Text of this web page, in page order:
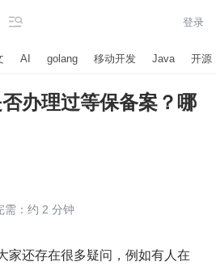
 登录
AI golang 移动开发 Java 开源
办理过等保备案？哪
需：约 2 分钟
家还存在很多疑问，例如有人在